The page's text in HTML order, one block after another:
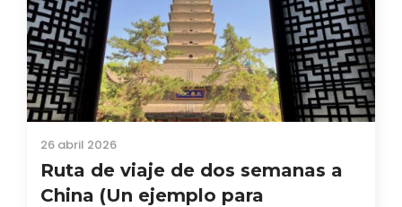
26 abril 2026
Ruta de viaje de dos semanas a
China (Un ejemplo para